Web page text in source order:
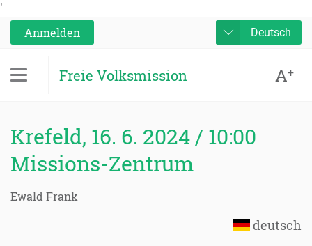
'
Anmelden
Deutsch
Freie Volksmission A+
Krefeld, 16. 6. 2024 / 10:00
Missions-Zentrum
Ewald Frank
deutsch